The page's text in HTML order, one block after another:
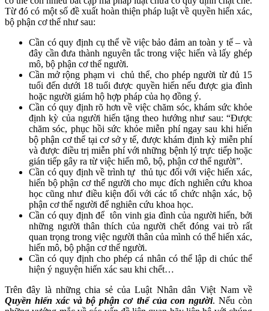
Từ đó có một số đề xuất hoàn thiện pháp luật về quyền hiến xác,
bộ phận cơ thể như sau:
Cần có quy định cụ thể về việc bảo đảm an toàn y tế – và
đây cần đưa thành nguyên tắc trong việc hiến và lấy ghép
mô, bộ phận cơ thể người.
Cần mở rộng phạm vi chủ thể, cho phép người từ đủ 15
tuổi đến dưới 18 tuổi được quyền hiến nếu đ­ược gia đình
hoặc ngư­ời giám hộ hợp pháp của họ đồng ý.
Cần có quy định rõ hơn về việc chăm sóc, khám sức khỏe
định kỳ của người hiến tặng theo hướng như sau: “Đư­ợc
chăm sóc, phục hồi sức khỏe miễn phí ngay sau khi hiến
bộ phận cơ thể tại cơ sở y tế, đ­ược khám định kỳ miễn phí
và đ­ược điều trị miễn phí với những bệnh lý trực tiếp hoặc
gián tiếp gây ra từ việc hiến mô, bộ, phận cơ thể ng­ười”.
Cần có quy định về trình tự thủ tục đối với việc hiến xác,
hiến bộ phận cơ thể người cho mục đích nghiên cứu khoa
học cũng như­ điều kiện đối với các tổ chức nhận xác, bộ
phận cơ thể ng­ười để nghiên cứu khoa học.
Cần có quy định để tôn vinh gia đình của người hiến, bởi
những ngư­ời thân thích của người chết đóng vai trò rất
quan trọng trong việc người thân của mình có thể hiến xác,
hiến mô, bộ phận cơ thể ngư­ời.
Cần có quy định cho phép cá nhân có thể lập di chúc thể
hiện ý nguyện hiến xác sau khi chết…
Trên đây là những chia sẻ của Luật Nhân dân Việt Nam về
Quyền hiến xác và bộ phận cơ thể của con người. Nếu còn